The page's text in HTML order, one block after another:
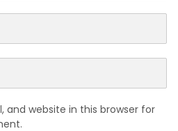
and website in this browser for